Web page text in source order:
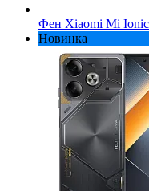
Фен Xiaomi Mi
Новинка